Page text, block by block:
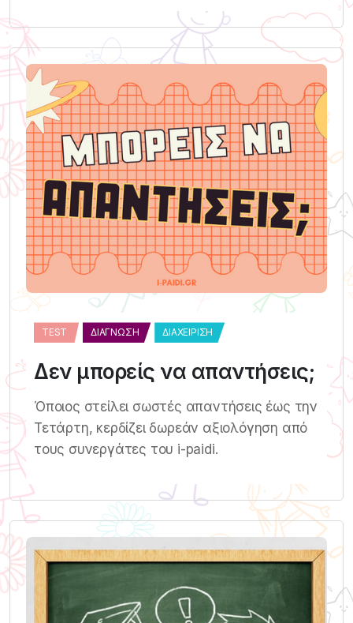
TEST ΔΙΆΓΝΩΣΗ ΔΙΑΧΕΊΡΙΣΗ
Δεν μπορείς να απαντήσεις;
Όποιος στείλει σωστές απαντήσεις έως την
Τετάρτη, κερδίζει δωρεάν αξιολόγηση από
τους συνεργάτες του i-paidi.